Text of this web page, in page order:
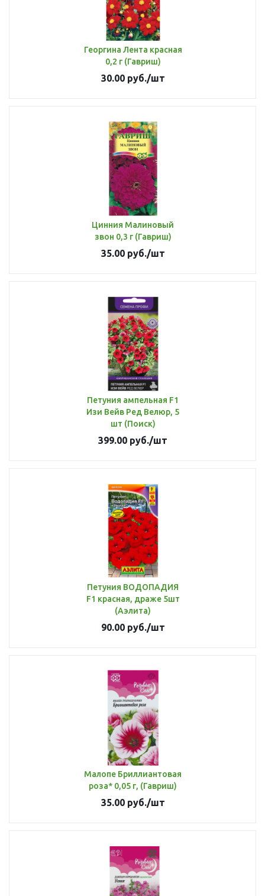
Георгина Лента красная
0,2 г (Гавриш)
30.00руб./шт
Цинния Малиновый
звон 0,3 г (Гавриш)
35.00руб./шт
Петуния ампельная F1
Изи Вейв Ред Велюр, 5
шт (Поиск)
399.00 руб./шт
Петуния ВОДОПАДИЯ
F1 красная, драже 5шт
(Аэлита)
90.00руб./шт
Малопе Бриллиантовая
роза* 0,05 г, (Гавриш)
35.00руб./шт